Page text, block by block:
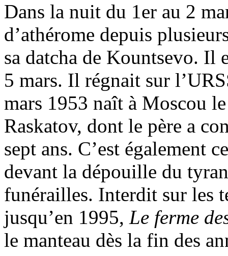
Dans la nuit du 1er au 2
d’athérome depuis
sa datcha de Kountsevo. Il
5 mars. Il régnait sur
mars 1953 naît à Moscou
Raskatov, dont le père a
sept ans. C’est également
devant la dépouille du
funérailles. Interdit sur les
jusqu’en 1995, Le ferme
le manteau dès la fin des